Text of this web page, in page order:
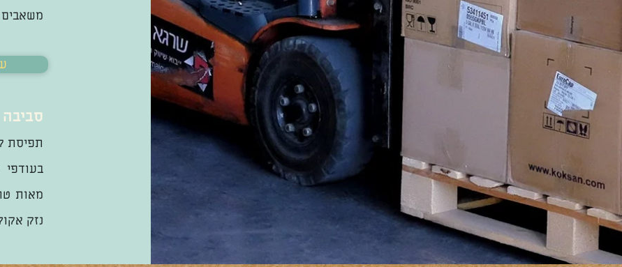
משאבים
סביבה
תפיסת
מאות
נזק